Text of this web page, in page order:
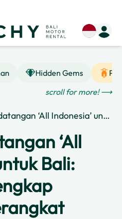
Hidden Gems
scroll for more! ⟶
untuk Bali: Panduan Lengkap Sebelum Berangkat
‘All
Bali: